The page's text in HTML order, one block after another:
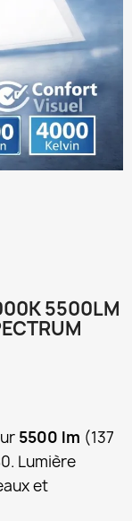
5500LM
5500 lm (137
Lumière
et